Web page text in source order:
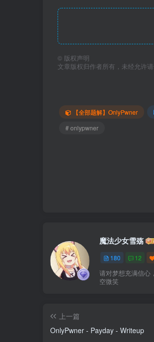
© 版权声明
文章版权归作者所有，未经允许请
【全部题解】OnlyPwner
# onlypwner
魔法少女雪殇
180 12
请对梦想充满信心
空微笑
上一篇
OnlyPwner - Payday - Writeup